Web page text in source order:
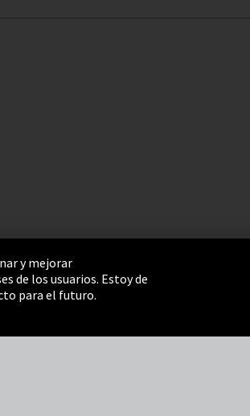
y Condiciones
y mejorar
de los usuarios. Estoy de
para el futuro.